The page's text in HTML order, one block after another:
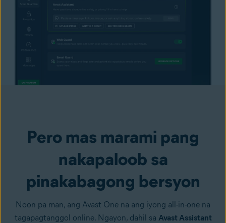
Pero mas marami pang
nakapaloob sa
pinakabagong bersyon
Noon pa man, ang Avast One na ang iyong all-in-one na
tagapagtanggol online. Ngayon, dahil sa Avast Assistant